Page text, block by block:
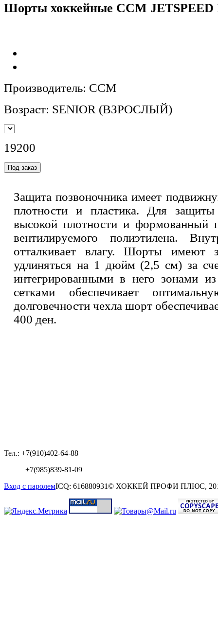
Шорты хоккейные CCM JETSPEED
Производитель: CCM
Возраст: SENIOR (ВЗРОСЛЫЙ)
19200
Защита позвоночника имеет
плотности и пластика. Для защиты
высокой плотности и формованный
вентилируемого полиэтилена.
отталкивает влагу. Шорты имеют
удлиняться на 1 дюйм (2,5 см) за
интегрированными в него зонами
сетками обеспечивает
долговечности чехла шорт
400 ден.
Тел.: +7(910)402-64-88
+7(985)839-81-09
Вход с паролемICQ: 616880931© ХОККЕЙ ПРОФИ ПЛЮС,